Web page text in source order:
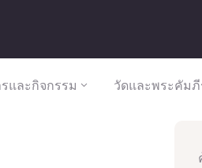
และกิจกรรม วัดและพระคัม